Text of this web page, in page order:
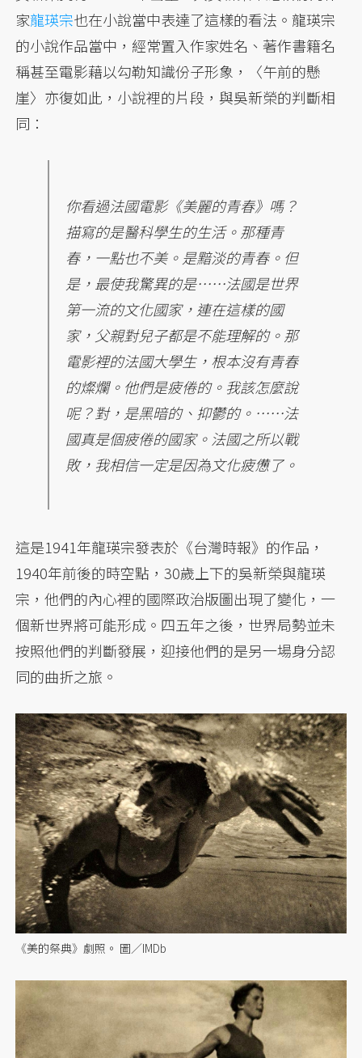
家龍瑛宗也在小說當中表達了這樣的看法。龍瑛宗
的小說作品當中，經常置入作家姓名、著作書籍名
稱甚至電影藉以勾勒知識份子形象，〈午前的懸
崖〉亦復如此，小說裡的片段，與吳新榮的判斷相
同：
你看過法國電影《美麗的青春》嗎？
描寫的是醫科學生的生活。那種青
春，一點也不美。是黯淡的青春。但
是，最使我驚異的是……法國是世界
第一流的文化國家，連在這樣的國
家，父親對兒子都是不能理解的。那
電影裡的法國大學生，根本沒有青春
的燦爛。他們是疲倦的。我該怎麼說
呢？對，是黑暗的、抑鬱的。……法
國真是個疲倦的國家。法國之所以戰
敗，我相信一定是因為文化疲憊了。
這是1941年龍瑛宗發表於《台灣時報》的作品，
1940年前後的時空點，30歲上下的吳新榮與龍瑛
宗，他們的內心裡的國際政治版圖出現了變化，一
個新世界將可能形成。四五年之後，世界局勢並未
按照他們的判斷發展，迎接他們的是另一場身分認
同的曲折之旅。
《美的祭典》劇照。 圖／IMDb